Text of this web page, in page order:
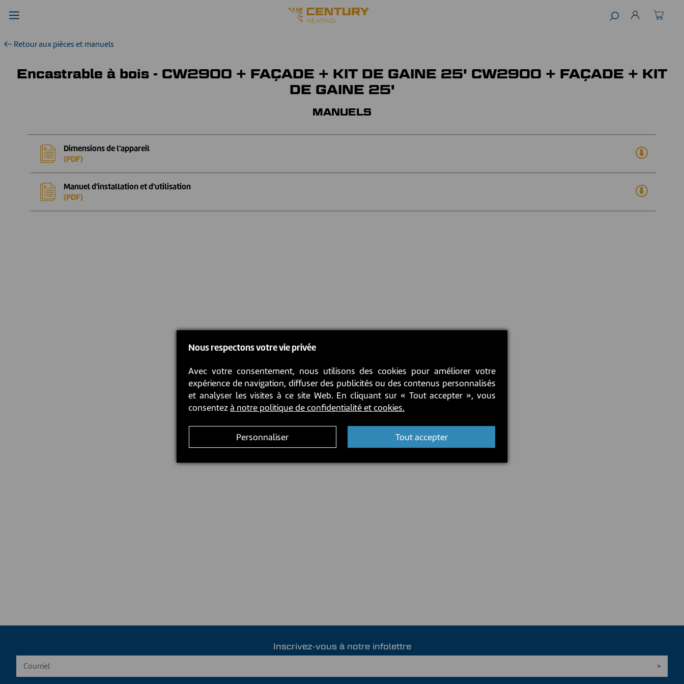
Retour aux pièces et manuels
Encastrable à bois - CW2900 + FAÇADE + KIT DE GAINE 25' CW2900 + FAÇADE + KIT
DE GAINE 25'
MANUELS
Dimensions de l'appareil
(PDF)
Manuel d'installation et d'utilisation
(PDF)
Inscrivez-vous à notre infolettre
Nous respectons votre vie privée
Avec votre consentement, nous utilisons des cookies pour améliorer votre
expérience de navigation, diffuser des publicités ou des contenus personnalisés
et analyser les visites à ce site Web. En cliquant sur « Tout accepter », vous
consentezà notre politique de confidentialité et cookies.
Personnaliser Tout accepter